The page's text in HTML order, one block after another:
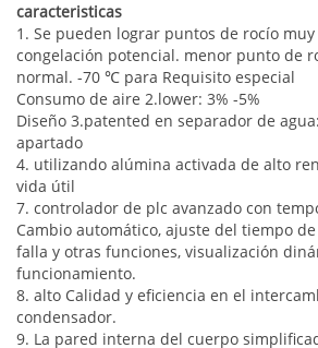
caracteristicas
1. Se pueden lograr puntos de rocío
congelación potencial. menor punto de
normal. -70 ℃ para Requisito especial
Consumo de aire 2.lower: 3% -5%
Diseño 3.patented en separador de
apartado
4. utilizando alúmina activada de alto
vida útil
7. controlador de plc avanzado con
Cambio automático, ajuste del tiempo
falla y otras funciones, visualización
funcionamiento.
8. alto Calidad y eficiencia en el
condensador.
9. La pared interna del cuerpo